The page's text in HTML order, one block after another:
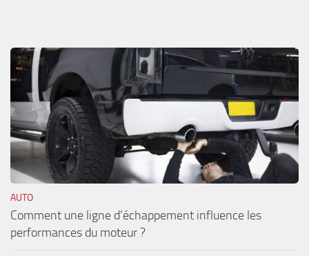
AUTO
Comment une ligne d’échappement influence les
performances du moteur ?